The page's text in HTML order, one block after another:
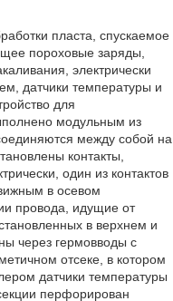
пласта, спускаемое
пороховые заряды,
электрически
датчики температуры и
для
модульным из
между собой на
контакты,
один из контактов
в осевом
провода, идущие от
в верхнем и
через гермовводы с
отсеке, в котором
датчики температуры
перфорирован